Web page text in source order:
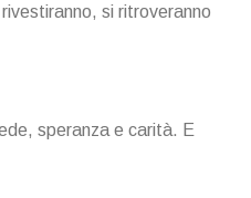
si ritroveranno
speranza e carità. E